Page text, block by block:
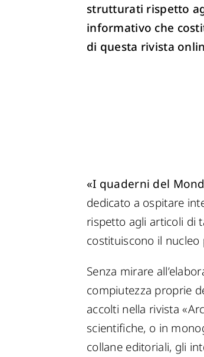
strutturati rispetto
informativo che
di questa rivista
«I quaderni del
dedicato a ospitare
rispetto agli articoli di
costituiscono il
Senza mirare
compiutezza proprie
accolti nella rivista
scientifiche, o in
collane editoriali, gli